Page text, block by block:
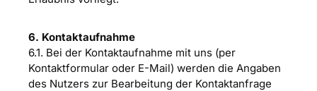
6. Kontaktaufnahme
6.1. Bei der Kontaktaufnahme mit uns (per
Kontaktformular oder E-Mail) werden die Angaben
des Nutzers zur Bearbeitung der Kontaktanfrage